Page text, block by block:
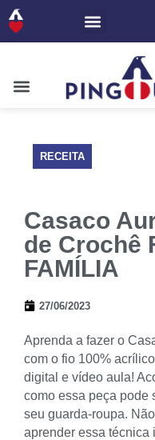
RECEITA
Casaco
de Crochê
FAMÍLIA
27/06/2023
Aprenda a fazer o
com o fio 100%
digital e vídeo aula!
como essa peça pode
seu guarda-roupa.
aprender essa técnica